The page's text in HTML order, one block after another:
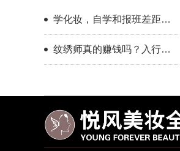
学化妆，自学和报班差距到
底有多大？
纹绣师真的赚钱吗？入行半
年的真实感受